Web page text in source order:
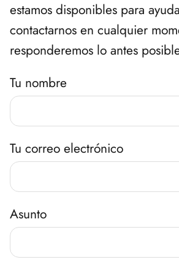
estamos disponibles para
contactarnos en cualquier
responderemos lo antes
Tu nombre
Tu correo electrónico
Asunto